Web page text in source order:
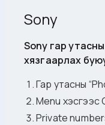
Sony
Sony гар
хязгаарлах
Гар утасны
Menu
Private